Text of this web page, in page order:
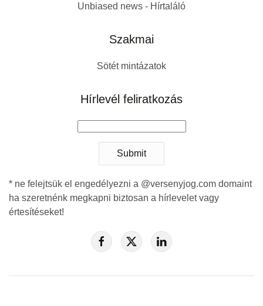
Unbiased news - Hírtaláló
Szakmai
Sötét mintázatok
Hírlevél feliratkozás
Submit
* ne felejtsük el engedélyezni a @versenyjog.com domaint
ha szeretnénk megkapni biztosan a hírlevelet vagy
értesítéseket!